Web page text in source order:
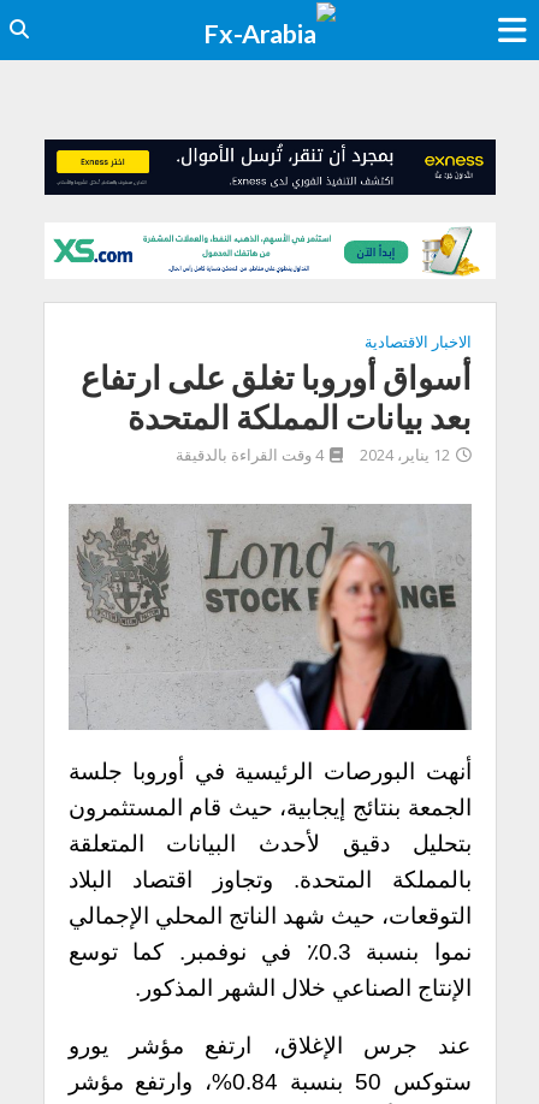
الاخبار الاقتصادية
أسواق أوروبا تغلق على ارتفاع
بعد بيانات المملكة المتحدة
12 يناير، 2024 4 وقت القراءة بالدقيقة
أنهت البورصات الرئيسية في أوروبا جلسة
الجمعة بنتائج إيجابية، حيث قام المستثمرون
بتحليل دقيق لأحدث البيانات المتعلقة
بالمملكة المتحدة. وتجاوز اقتصاد البلاد
التوقعات، حيث شهد الناتج المحلي الإجمالي
نموا بنسبة 0.3٪ في نوفمبر. كما توسع
الإنتاج الصناعي خلال الشهر المذكور.
عند جرس الإغلاق، ارتفع مؤشر يورو
ستوكس 50 بنسبة 0.84%، وارتفع مؤشر